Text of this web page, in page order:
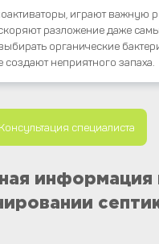
играют важную
разложение даже
органические
создают неприятного запаха.
Консультация специалиста
информация